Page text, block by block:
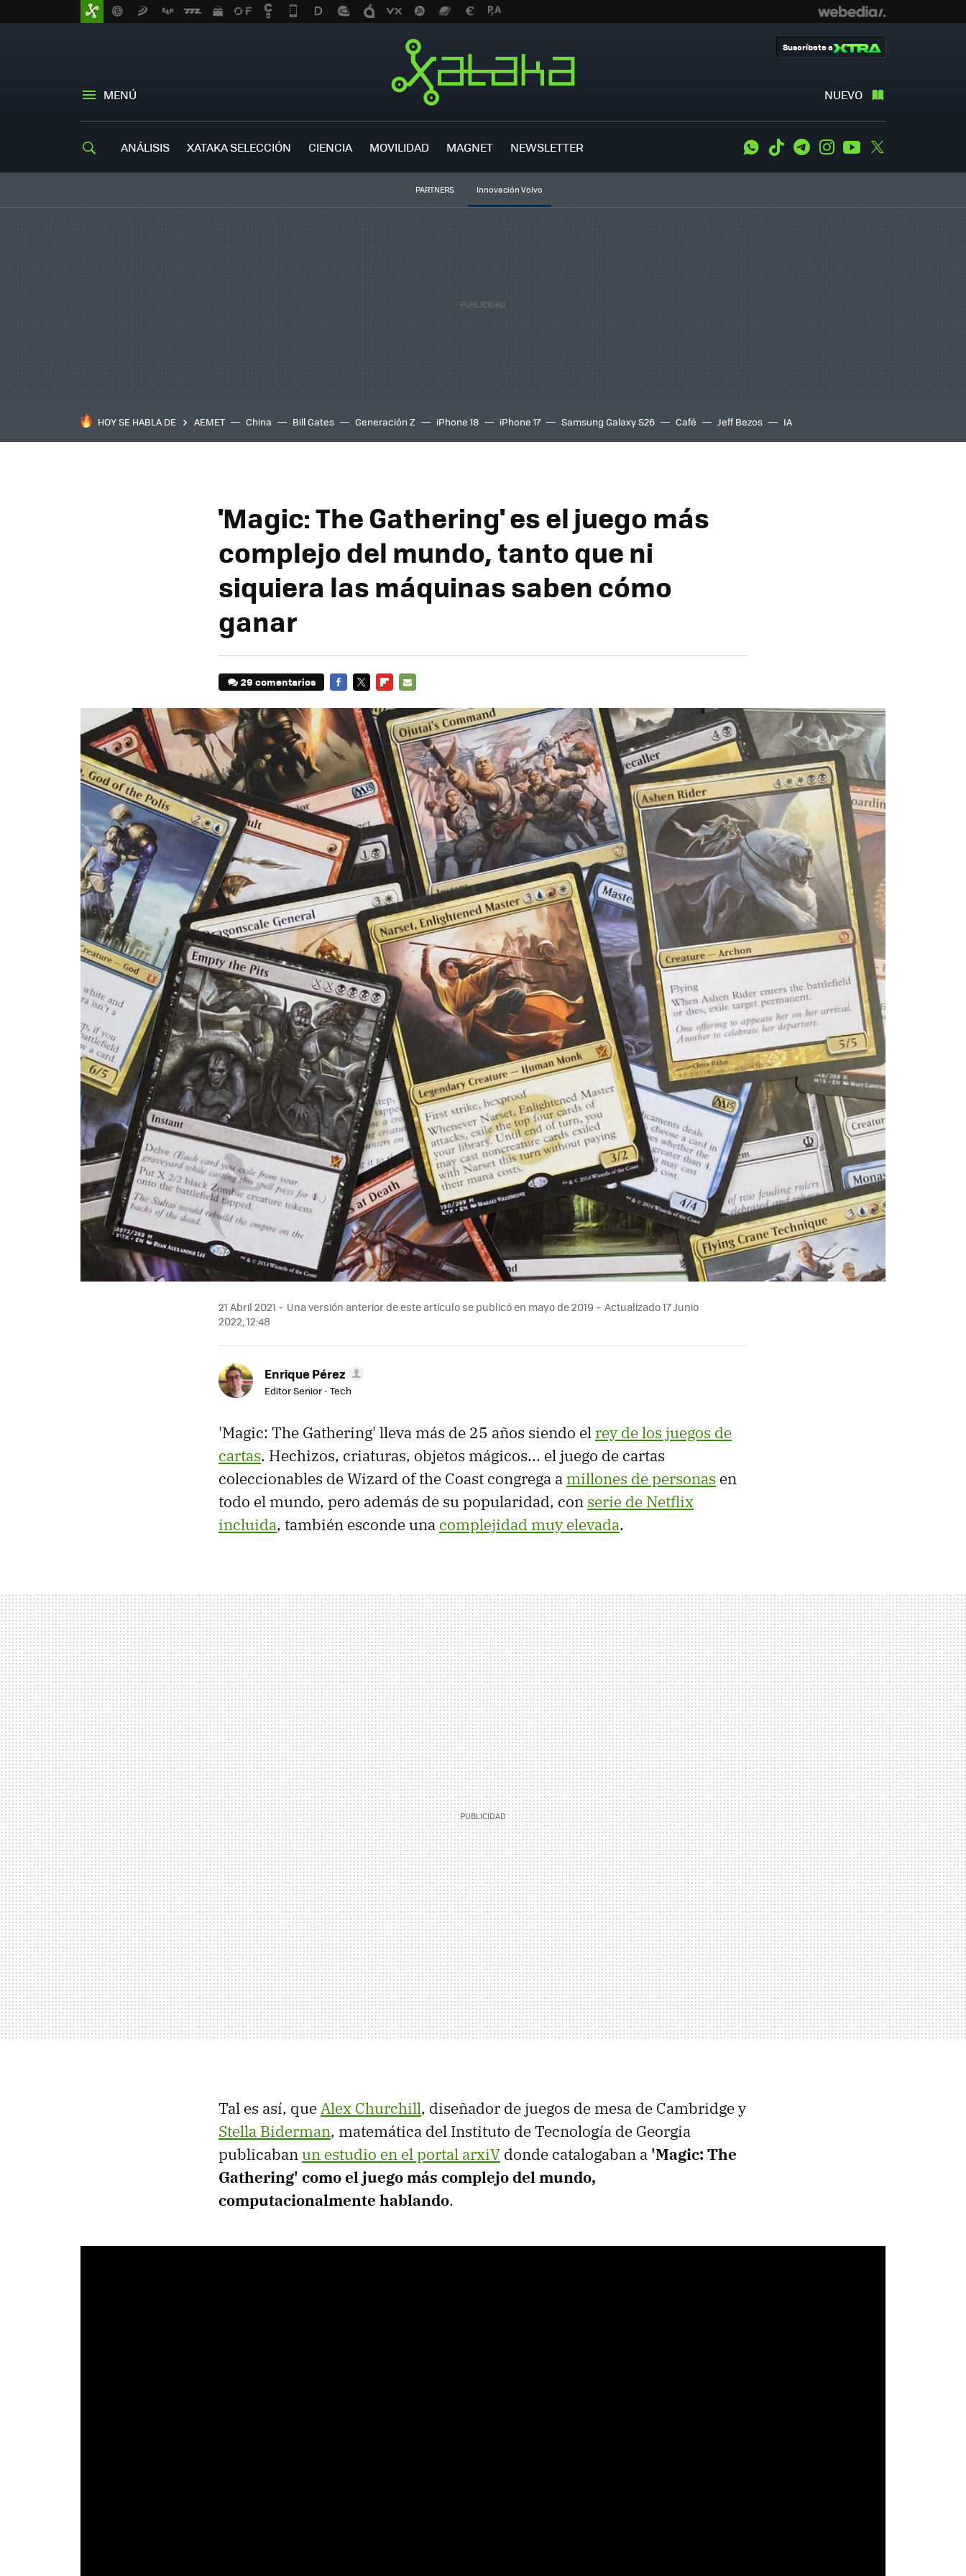
MENÚ NUEVO
Suscríbete a
ANÁLISIS XATAKA SELECCIÓN CIENCIA MOVILIDAD MAGNET NEWSLETTER WhatsApp
Tiktok TelegramInstagramYoutube
PARTNERS Innovación Volvo
HOY SE HABLA DE AEMET China Bill Gates Generación Z iPhone 18 iPhone 17 Samsung Galaxy S26 Café Jeff Bezos IA
'Magic: The Gathering' es el juego más
complejo del mundo, tanto que ni
siquiera las máquinas saben cómo
ganar
29 comentarios
MAIL
21 Abril 2021 Una versión anterior de este artículo se publicó en mayo de 2019
Actualizado 17 Junio
2022, 12:48
Enrique Pérez
Editor Senior - Tech
'Magic: The Gathering' lleva más de 25 años siendo el rey de los juegos de
cartas. Hechizos, criaturas, objetos mágicos... el juego de cartas
coleccionables de Wizard of the Coast congrega a millones de personas en
todo el mundo, pero además de su popularidad, con serie de Netflix
incluida, también esconde una complejidad muy elevada.
Tal es así, queAlex Churchill, diseñador de juegos de mesa de Cambridge y
Stella Biderman, matemática del Instituto de Tecnología de Georgia
publicabanun estudio en el portal arxiV donde catalogaban a 'Magic: The
Gathering' como el juego más complejo del mundo,
computacionalmente hablando.